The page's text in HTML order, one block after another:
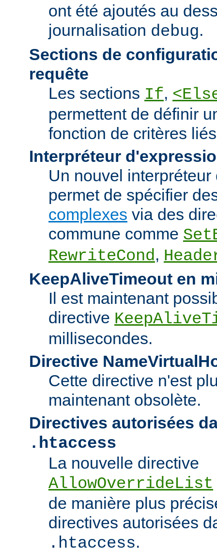
ont été ajoutés au
journalisation debug.
Sections de
requête
Les sections If,
permettent de définir
fonction de critères
Interpréteur
Un nouvel
permet de spécifier
complexes via des
commune comme
RewriteCond,
KeepAliveTimeout en
Il est maintenant
directive
millisecondes.
Directive
Cette directive n'est
maintenant obsolète.
Directives autorisées
.htaccess
La nouvelle directive
AllowOverrideList
de manière plus
directives autorisées
.htaccess.